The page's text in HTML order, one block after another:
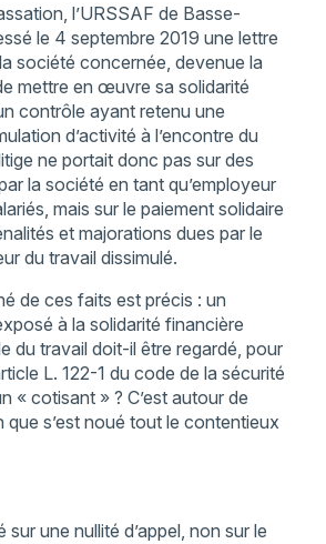
l’URSSAF de Basse-
le 4 septembre 2019 une lettre
société concernée, devenue la
mettre en œuvre sa solidarité
contrôle ayant retenu une
d’activité à l’encontre du
ne portait donc pas sur des
la société en tant qu’employeur
mais sur le paiement solidaire
et majorations dues par le
du travail dissimulé.
de ces faits est précis : un
à la solidarité financière
du travail doit-il être regardé, pour
L. 122-1 du code de la sécurité
« cotisant » ? C’est autour de
s’est noué tout le contentieux
sur une nullité d’appel, non sur le